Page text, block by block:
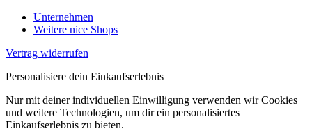
Unternehmen
Weitere nice Shops
Vertrag widerrufen
Personalisiere dein Einkaufserlebnis
Nur mit deiner individuellen Einwilligung verwenden wir Cookies
und weitere Technologien, um dir ein personalisiertes
Einkaufserlebnis zu bieten.